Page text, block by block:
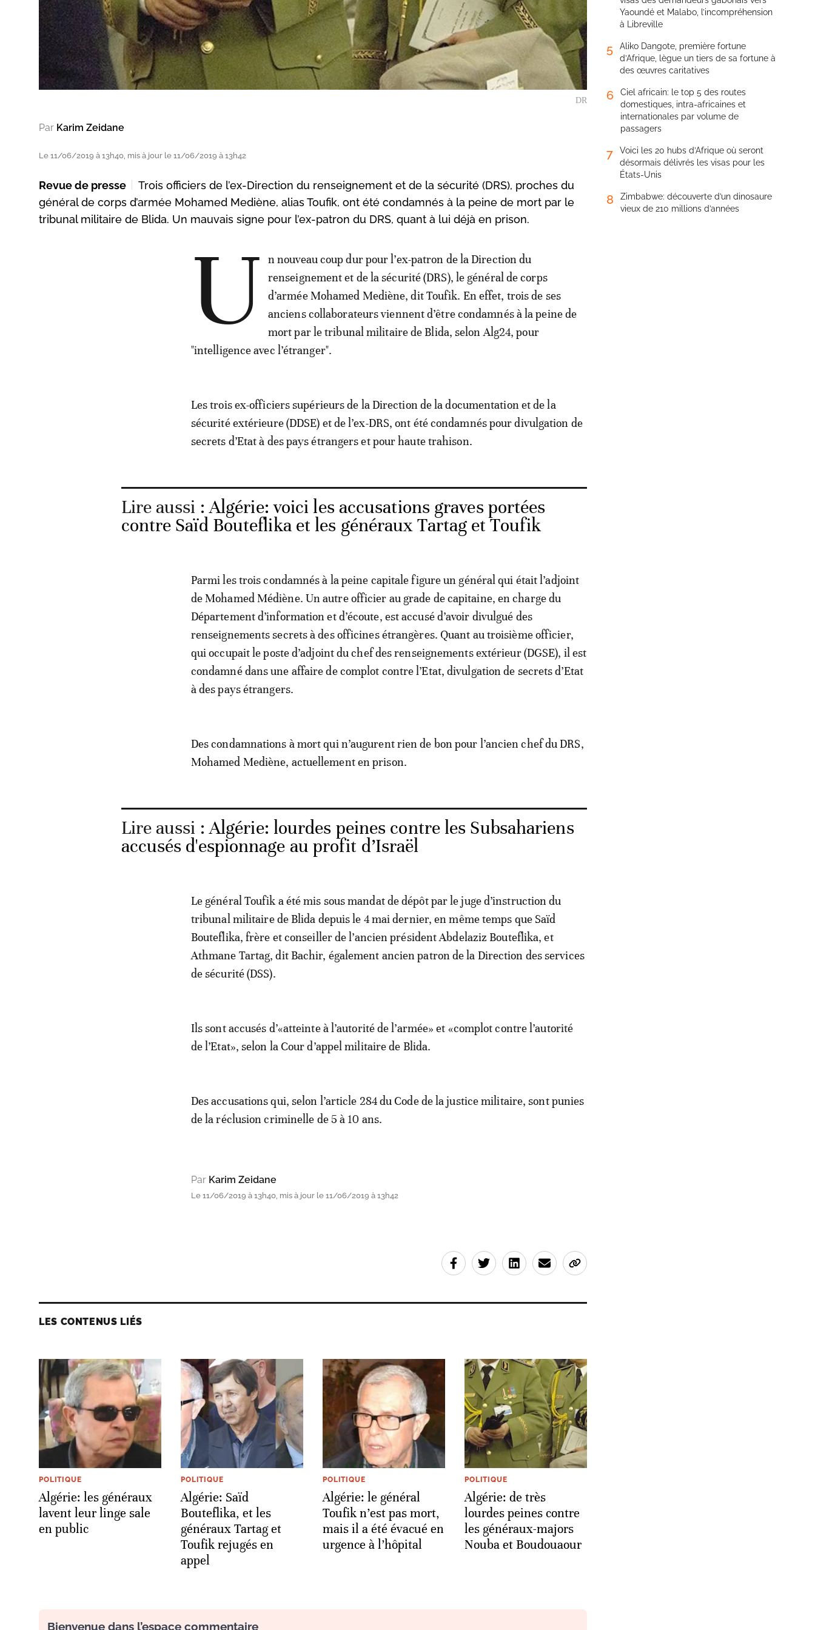
DR
Par Karim Zeidane
Le 11/06/2019 à 13h40, mis à jour le 11/06/2019 à 13h42
Revue de presse
Trois officiers de l’ex-Direction du renseignement et de la sécurité (DRS), proches du
général de corps d’armée Mohamed Mediène, alias Toufik, ont été condamnés à la peine de mort par le
tribunal militaire de Blida. Un mauvais signe pour l’ex-patron du DRS, quant à lui déjà en prison.
U
n nouveau coup dur pour l’ex-patron de la Direction du
renseignement et de la sécurité (DRS), le général de corps
d’armée Mohamed Mediène, dit Toufik. En effet, trois de ses
anciens collaborateurs viennent d’être condamnés à la peine de
mort par le tribunal militaire de Blida, selon Alg24, pour
"intelligence avec l’étranger".
Les trois ex-officiers supérieurs de la Direction de la documentation et de la
sécurité extérieure (DDSE) et de l’ex-DRS, ont été condamnés pour divulgation de
secrets d’Etat à des pays étrangers et pour haute trahison.
Lire aussi :Algérie: voici les accusations graves portées
contre Saïd Bouteflika et les généraux Tartag et Toufik
Parmi les trois condamnés à la peine capitale figure un général qui était l’adjoint
de Mohamed Médiène. Un autre officier au grade de capitaine, en charge du
Département d’information et d’écoute, est accusé d’avoir divulgué des
renseignements secrets à des officines étrangères. Quant au troisième officier,
qui occupait le poste d’adjoint du chef des renseignements extérieur (DGSE), il est
condamné dans une affaire de complot contre l’Etat, divulgation de secrets d’Etat
à des pays étrangers.
Des condamnations à mort qui n’augurent rien de bon pour l’ancien chef du DRS,
Mohamed Mediène, actuellement en prison.
Lire aussi :Algérie: lourdes peines contre les Subsahariens
accusés d'espionnage au profit d’Israël
Le général Toufik a été mis sous mandat de dépôt par le juge d’instruction du
tribunal militaire de Blida depuis le 4 mai dernier, en même temps que Saïd
Bouteflika, frère et conseiller de l’ancien président Abdelaziz Bouteflika, et
Athmane Tartag, dit Bachir, également ancien patron de la Direction des services
de sécurité (DSS).
Ils sont accusés d’«atteinte à l’autorité de l’armée» et «complot contre l’autorité
de l’Etat», selon la Cour d’appel militaire de Blida.
Des accusations qui, selon l’article 284 du Code de la justice militaire, sont punies
de la réclusion criminelle de 5 à 10 ans.
Par Karim Zeidane
Le 11/06/2019 à 13h40, mis à jour le 11/06/2019 à 13h42
LES CONTENUS LIÉS
POLITIQUE
Algérie: les généraux
lavent leur linge sale
en public
POLITIQUE
Algérie: Saïd
Bouteflika, et les
généraux Tartag et
Toufik rejugés en
appel
POLITIQUE
Algérie: le général
Toufik n’est pas mort,
mais il a été évacué en
urgence à l’hôpital
POLITIQUE
Algérie: de très
lourdes peines contre
les généraux-majors
Nouba et Boudouaour
Bienvenue dans l’espace commentaire
Yaoundé et Malabo, l’incompréhension
à Libreville
5
Aliko Dangote, première fortune
d’Afrique, lègue un tiers de sa fortune à
des œuvres caritatives
6
Ciel africain: le top 5 des routes
domestiques, intra-africaines et
internationales par volume de
passagers
7
Voici les 20 hubs d’Afrique où seront
désormais délivrés les visas pour les
États-Unis
8
Zimbabwe: découverte d’un dinosaure
vieux de 210 millions d’années